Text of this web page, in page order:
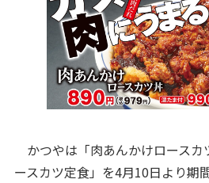
かつやは「肉あんかけロースカ
ースカツ定食」を4月10日より期